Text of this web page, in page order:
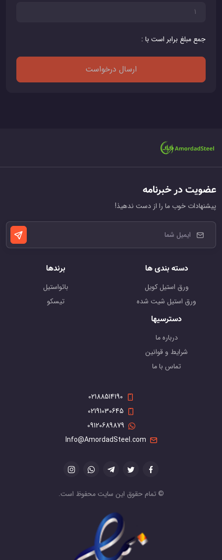
جمع مبلغ برابر است با :
ارسال درخواست
عضویت در خبرنامه
پیشنهادات خوب ما را از دست ندهیذ!
دسته بندی ها
ورق استیل کویل
ورق استیل شیت شده
برندها
بائواستیل
تیسکو
دسترسیها
درباره ما
شرایط و قوانین
تماس با ما
02188514190
02191030645
09120689879
Info@AmordadSteel.com
© تمام حقوق این سایت محفوظ است.